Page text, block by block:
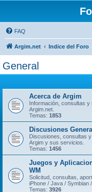
FAQ
Argim.net Indice del Foro
General
Acerca de Argim
Información, consultas
Argim.net.
Temas: 1853
Discusiones
Discusiones, consultas
Argim y sus servicios.
Temas: 1456
Juegos y
WM
Solicitud, consultas,
iPhone / Java / Symbian
Temas: 3926